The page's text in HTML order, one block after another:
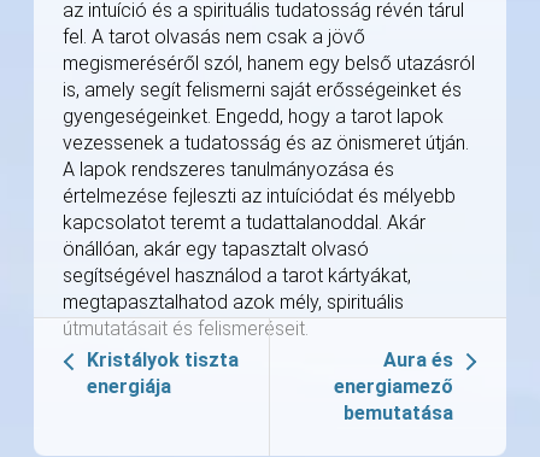
az intuíció és a spirituális tudatosság révén tárul
fel. A tarot olvasás nem csak a jövő
megismeréséről szól, hanem egy belső utazásról
is, amely segít felismerni saját erősségeinket és
gyengeségeinket. Engedd, hogy a tarot lapok
vezessenek a tudatosság és az önismeret útján.
A lapok rendszeres tanulmányozása és
értelmezése fejleszti az intuíciódat és mélyebb
kapcsolatot teremt a tudattalanoddal. Akár
önállóan, akár egy tapasztalt olvasó
segítségével használod a tarot kártyákat,
megtapasztalhatod azok mély, spirituális
útmutatásait és felismeréseit.
Kristályok tiszta
energiája
Aura és
energiamező
bemutatása